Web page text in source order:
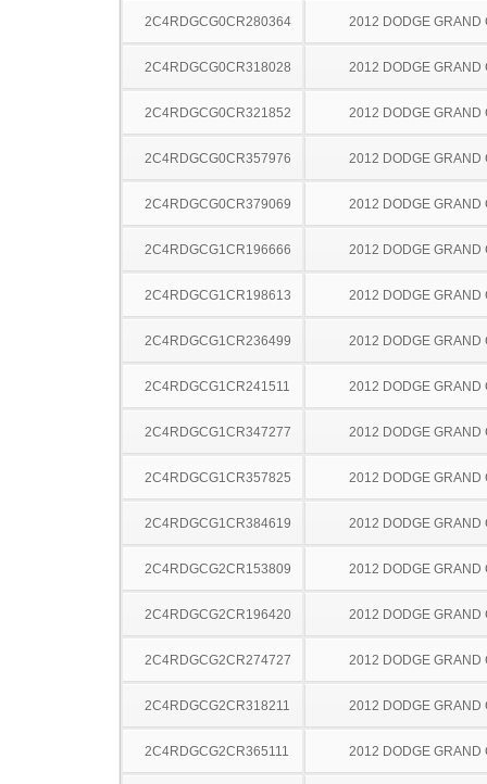
2C4RDGCG0CR280364 2012 DODGE GRAND
2C4RDGCG0CR318028 2012 DODGE GRAND
2C4RDGCG0CR321852 2012 DODGE GRAND
2C4RDGCG0CR357976 2012 DODGE GRAND
2C4RDGCG0CR379069 2012 DODGE GRAND
2C4RDGCG1CR196666 2012 DODGE GRAND
2C4RDGCG1CR198613 2012 DODGE GRAND
2C4RDGCG1CR236499 2012 DODGE GRAND
2C4RDGCG1CR241511 2012 DODGE GRAND
2C4RDGCG1CR347277 2012 DODGE GRAND
2C4RDGCG1CR357825 2012 DODGE GRAND
2C4RDGCG1CR384619 2012 DODGE GRAND
2C4RDGCG2CR153809 2012 DODGE GRAND
2C4RDGCG2CR196420 2012 DODGE GRAND
2C4RDGCG2CR274727 2012 DODGE GRAND
2C4RDGCG2CR318211 2012 DODGE GRAND
2C4RDGCG2CR365111 2012 DODGE GRAND